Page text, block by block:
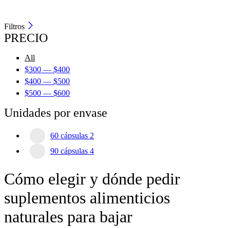
Filtros
PRECIO
All
$300 — $400
$400 — $500
$500 — $600
Unidades por envase
60 cápsulas 2
90 cápsulas 4
Cómo elegir y dónde pedir
suplementos alimenticios
naturales para bajar